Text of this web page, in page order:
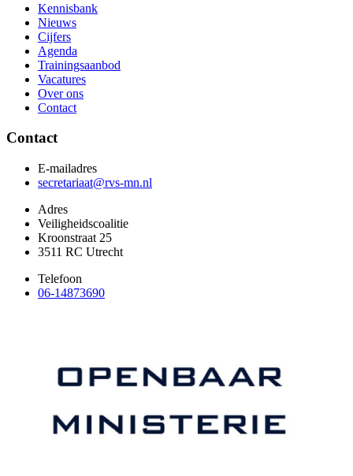
Kennisbank
Nieuws
Cijfers
Agenda
Trainingsaanbod
Vacatures
Over ons
Contact
Contact
E-mailadres
secretariaat@rvs-mn.nl
Adres
Veiligheidscoalitie
Kroonstraat 25
3511 RC Utrecht
Telefoon
06-14873690